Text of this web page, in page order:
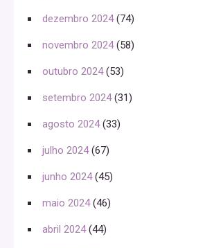
dezembro 2024(74)
novembro 2024(58)
outubro 2024(53)
setembro 2024(31)
agosto 2024(33)
julho 2024(67)
junho 2024(45)
maio 2024(46)
abril 2024(44)